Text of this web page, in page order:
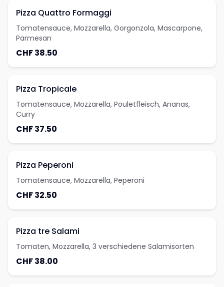
Pizza Quattro Formaggi
Tomatensauce, Mozzarella, Gorgonzola, Mascarpone,
Parmesan
CHF 38.50
Pizza Tropicale
Tomatensauce, Mozzarella, Pouletfleisch, Ananas,
Curry
CHF 37.50
Pizza Peperoni
Tomatensauce, Mozzarella, Peperoni
CHF 32.50
Pizza tre Salami
Tomaten, Mozzarella, 3 verschiedene Salamisorten
CHF 38.00